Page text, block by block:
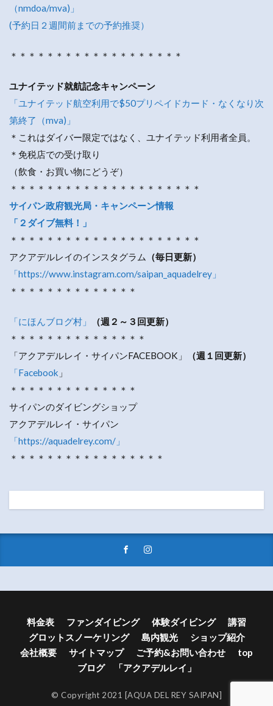
（nmdoa/mva)」
(予約日２週間前までの予約推奨）
＊＊＊＊＊＊＊＊＊＊＊＊＊＊＊＊＊＊＊
ユナイテッド就航記念キャンペーン
「ユナイテッド航空利用で$50プリペイドカード・なくなり次
第終了（mva)」
＊これはダイバー限定ではなく、ユナイテッド利用者全員。
＊免税店での受け取り
（飲食・お買い物にどうぞ）
＊＊＊＊＊＊＊＊＊＊＊＊＊＊＊＊＊＊＊＊＊
サイパン政府観光局・キャンペーン情報
「２ダイブ無料！」
＊＊＊＊＊＊＊＊＊＊＊＊＊＊＊＊＊＊＊＊＊
アクアデルレイのインスタグラム
（毎日更新）
「https://www.instagram.com/saipan_aquadelrey」
＊＊＊＊＊＊＊＊＊＊＊＊＊＊
「にほんブログ村」
（週２～３回更新）
＊＊＊＊＊＊＊＊＊＊＊＊＊＊＊
「アクアデルレイ・サイパンFACEBOOK」
（週１回更新）
「Facebook 」
＊＊＊＊＊＊＊＊＊＊＊＊＊＊
サイパンのダイビングショップ
アクアデルレイ・サイパン
「https://aquadelrey.com/」
＊＊＊＊＊＊＊＊＊＊＊＊＊＊＊＊＊
料金表 ファンダイビング 体験ダイビング
講習
グロットスノーケリング
島内観光
ショップ紹介
会社概要
サイトマップ ご予約&お問い合わせ
top
ブログ 「アクアデルレイ」
© Copyright 2021 [AQUA DEL REY SAIPAN]